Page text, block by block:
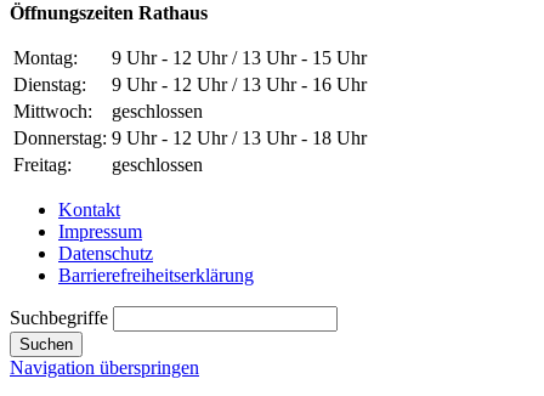
Öffnungszeiten Rathaus
Montag:
9 Uhr - 12 Uhr / 13 Uhr - 15 Uhr
Dienstag:
9 Uhr - 12 Uhr / 13 Uhr - 16 Uhr
Mittwoch:
geschlossen
Donnerstag: 9 Uhr - 12 Uhr / 13 Uhr - 18 Uhr
Freitag:
geschlossen
Kontakt
Impressum
Datenschutz
Barrierefreiheitserklärung
Suchbegriffe
Suchen
Navigation überspringen